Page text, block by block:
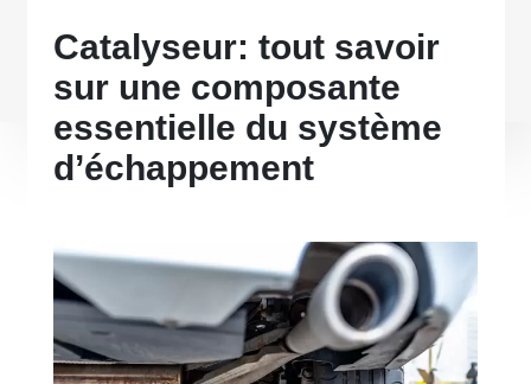
Catalyseur: tout savoir
sur une composante
essentielle du système
d’échappement